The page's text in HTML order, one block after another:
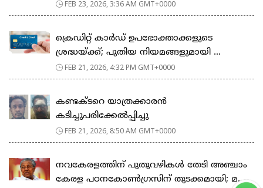
FEB 23, 2026, 3:36 AM GMT+0000
ക്രെഡിറ്റ് കാർഡ് ഉപഭോക്താക്കളുടെ
ശ്രദ്ധയ്ക്ക്; പുതിയ നിയമങ്ങളുമായി ...
FEB 21, 2026, 4:32 PM GMT+0000
കണ്ടക്ടറെ യാത്രക്കാരൻ
കടിച്ചുപരിക്കേൽപ്പിച്ചു
FEB 21, 2026, 8:50 AM GMT+0000
നവകേരളത്തിന് പുതുവഴികൾ തേടി അഞ്ചാം
കേരള പഠനകോൺഗ്രസിന് തുടക്കമായി; മ...